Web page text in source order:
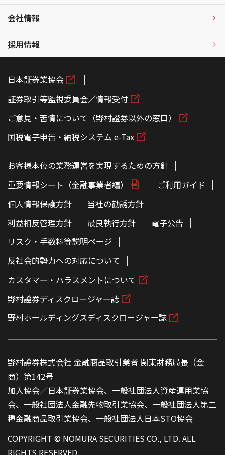
会社情報
採用情報
日本証券業協会
証券取引等監視委員会／情報受付
ご意見・苦情について（野村證券以外の窓口）
国税電子申告・納税システム e-Tax
お客様本位の業務運営を実現するための方針
重要情報シート（金融事業者編）
ご利用ガイド
個人情報保護方針
当社の勧誘方針
利益相反管理方針
最良執行方針
電子公告
リスク・手数料等説明ページ
反社会的勢力への対応について
カスタマー・ハラスメントについて
野村證券ディスクロージャー誌
野村ホールディングスディスクロージャー誌
野村證券株式会社 金融商品取引業者 関東財務局長（金
商）第142号
加入協会／日本証券業協会、一般社団法人資産運用業協
会、一般社団法人金融先物取引業協会、一般社団法人第二
種金融商品取引業協会、一般社団法人日本STO協会
COPYRIGHT © NOMURA SECURITIES CO., LTD. ALL
RIGHTS RESERVED.